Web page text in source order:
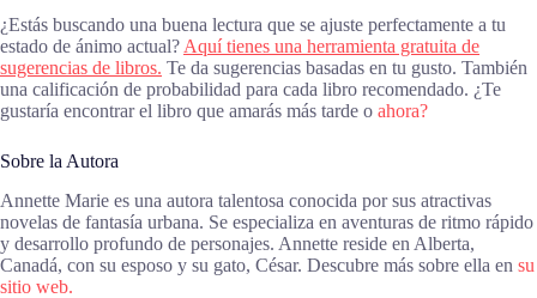
¿Estás buscando una buena lectura que se ajuste perfectamente a tu
estado de ánimo actual? Aquí tienes una herramienta gratuita de
sugerencias de libros. Te da sugerencias basadas en tu gusto. También
una calificación de probabilidad para cada libro recomendado. ¿Te
gustaría encontrar el libro que amarás más tarde o ahora?
Sobre la Autora
Annette Marie es una autora talentosa conocida por sus atractivas
novelas de fantasía urbana. Se especializa en aventuras de ritmo rápido
y desarrollo profundo de personajes. Annette reside en Alberta,
Canadá, con su esposo y su gato, César. Descubre más sobre ella en su
sitio web.